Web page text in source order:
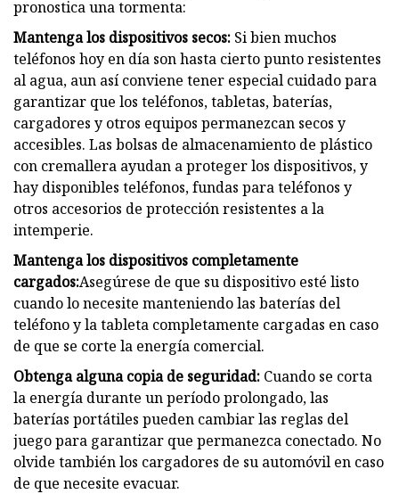
pronostica una tormenta:
Mantenga los dispositivos secos: Si bien muchos
teléfonos hoy en día son hasta cierto punto resistentes
al agua, aun así conviene tener especial cuidado para
garantizar que los teléfonos, tabletas, baterías,
cargadores y otros equipos permanezcan secos y
accesibles. Las bolsas de almacenamiento de plástico
con cremallera ayudan a proteger los dispositivos, y
hay disponibles teléfonos, fundas para teléfonos y
otros accesorios de protección resistentes a la
intemperie.
Mantenga los dispositivos completamente
cargados:Asegúrese de que su dispositivo esté listo
cuando lo necesite manteniendo las baterías del
teléfono y la tableta completamente cargadas en caso
de que se corte la energía comercial.
Obtenga alguna copia de seguridad: Cuando se corta
la energía durante un período prolongado, las
baterías portátiles pueden cambiar las reglas del
juego para garantizar que permanezca conectado. No
olvide también los cargadores de su automóvil en caso
de que necesite evacuar.